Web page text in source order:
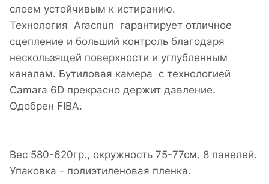
слоем устойчивым к истиранию.
Технология Aracnun гарантирует отличное
сцепление и больший контроль благодаря
нескользящей поверхности и углубленным
каналам. Бутиловая камера с технологией
Camara 6D прекрасно держит давление.
Одобрен FIBA.
Вес 580-620гр., окружность 75-77см. 8 панелей.
Упаковка - полиэтиленовая пленка.